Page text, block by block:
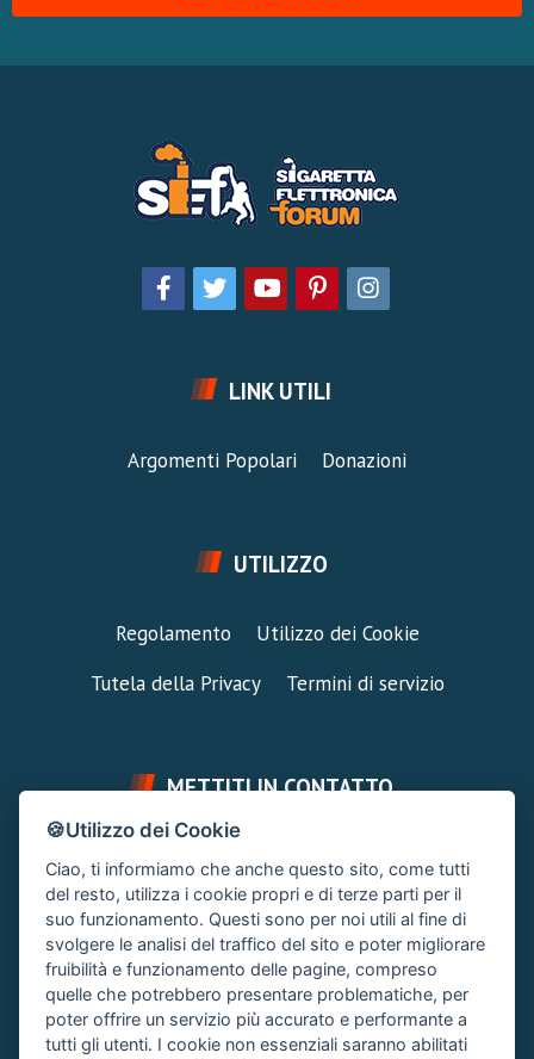
LINK UTILI
Argomenti Popolari Donazioni
UTILIZZO
Regolamento
Utilizzo dei Cookie
Tutela della Privacy
Termini di servizio
METTITI IN CONTATTO
FAI UNA DOMANDA
Chiedi un Consiglio
Area Ticket
CONTATTA L'AMMINISTRAZIONE
Clicca quì
🍪Utilizzo dei Cookie
Ciao, ti informiamo che anche questo sito, come tutti
del resto, utilizza i cookie propri e di terze parti per il
suo funzionamento. Questi sono per noi utili al fine di
svolgere le analisi del traffico del sito e poter migliorare
fruibilità e funzionamento delle pagine, compreso
quelle che potrebbero presentare problematiche, per
poter offrire un servizio più accurato e performante a
tutti gli utenti. I cookie non essenziali saranno abilitati